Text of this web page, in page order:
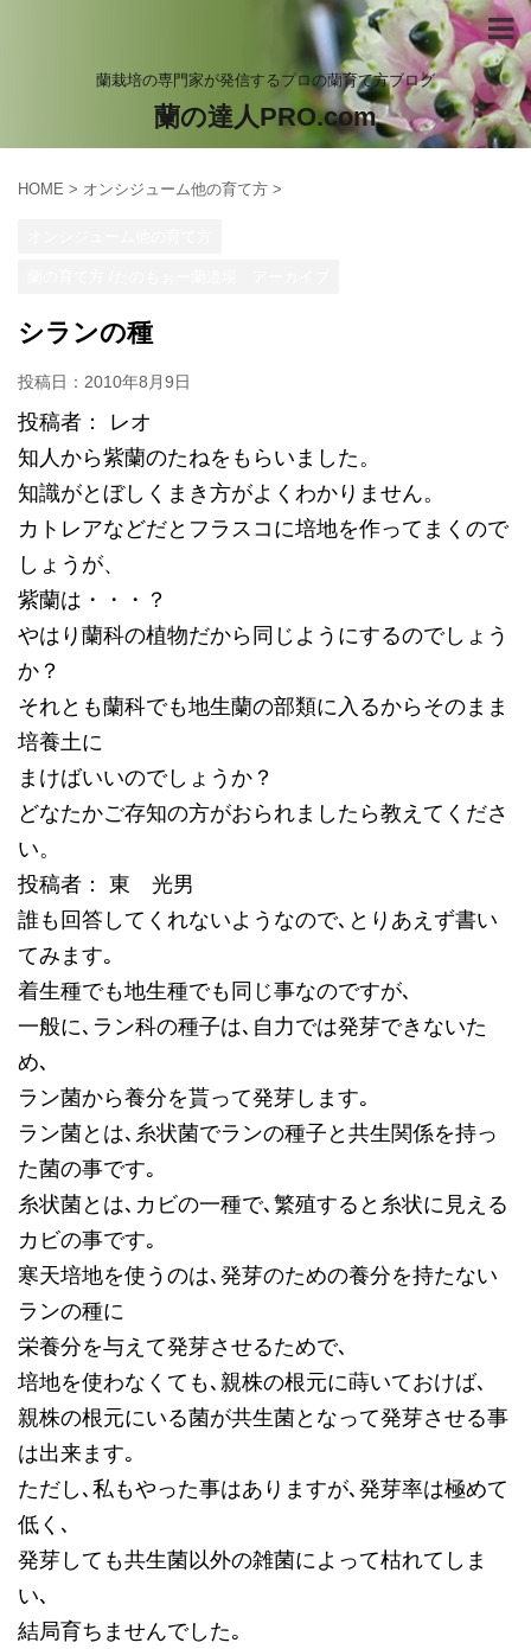
蘭栽培の専門家が発信するプロの蘭育て方ブログ
蘭の達人PRO.com
HOME > オンシジューム他の育て方 >
シランの種
投稿日： 2010年8月9日
投稿者： レオ
知人から紫蘭のたねをもらいました。
知識がとぼしくまき方がよくわかりません。
カトレアなどだとフラスコに培地を作ってまくので
しょうが、
紫蘭は・・・？
やはり蘭科の植物だから同じようにするのでしょう
か？
それとも蘭科でも地生蘭の部類に入るからそのまま
培養土に
まけばいいのでしょうか？
どなたかご存知の方がおられましたら教えてくださ
い。
投稿者： 東 光男
誰も回答してくれないようなので､とりあえず書い
てみます｡
着生種でも地生種でも同じ事なのですが､
一般に､ラン科の種子は､自力では発芽できないた
め､
ラン菌から養分を貰って発芽します｡
ラン菌とは､糸状菌でランの種子と共生関係を持っ
た菌の事です｡
糸状菌とは､カビの一種で､繁殖すると糸状に見える
カビの事です｡
寒天培地を使うのは､発芽のための養分を持たない
ランの種に
栄養分を与えて発芽させるためで､
培地を使わなくても､親株の根元に蒔いておけば､
親株の根元にいる菌が共生菌となって発芽させる事
は出来ます｡
ただし､私もやった事はありますが､発芽率は極めて
低く､
発芽しても共生菌以外の雑菌によって枯れてしま
い､
結局育ちませんでした｡